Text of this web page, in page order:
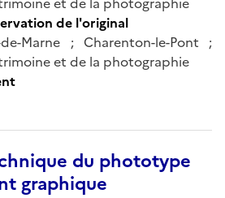
de l'original
Marne ; Charenton-le-Pont ;
et de la photographie
du phototype
graphique